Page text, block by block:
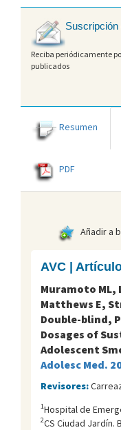
Suscripción
Reciba periódicamente
publicados
Resumen
PDF
Añadir a
AVC |
Muramoto ML,
Matthews E,
Double-blind,
Dosages of
Adolescent
Adolesc Med.
Revisores:
1Hospital de
2CS Ciudad Jardín.